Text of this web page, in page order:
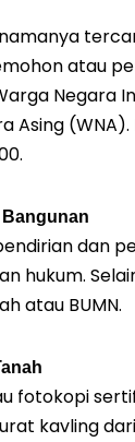
atau
Negara
Asing
dan
hukum.
atau BUMN.
fotokopi
kavling